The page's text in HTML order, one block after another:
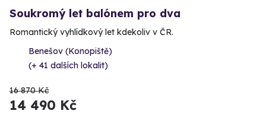
Soukromý let balónem pro dva
Romantický vyhlídkový let kdekoliv v ČR.
Benešov (Konopiště)
(+ 41 dalších lokalit)
16 870 Kč
14 490 Kč